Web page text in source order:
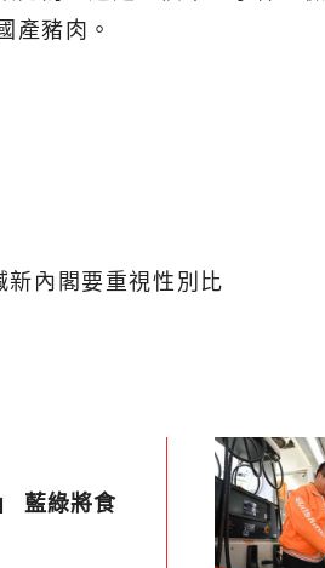
產豬肉。
新內閣要重視性別比
藍綠將食